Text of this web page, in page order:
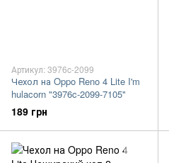
Артикул: 3976c-2099
Чехол на Oppo Reno 4 Lite I'm
hulacorn "3976c-2099-7105"
189 грн